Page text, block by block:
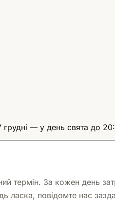
— у день свята до
термін. За кожен день
ласка, повідомте нас